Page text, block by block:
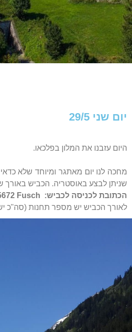
יום שני 29/5
היום עזבנו את המלון בפלכאו.
מחכה לנו יום מאתגר ומיוחד שלא
שניתן לבצע באוסטריה. הכביש באורך של 48 ק"מ הינו כביש אגרה. עלות של 34.50€ לרכב (כניסה חינם עם כרטיס
הכתובת לכניסה לכביש: Mautstelle Ferleitern 5672 Fusch
לאורך הכביש יש מספר תחנות (סה"כ יש כ – 12 תחנות שונות), אנחנו עצרנו היכן